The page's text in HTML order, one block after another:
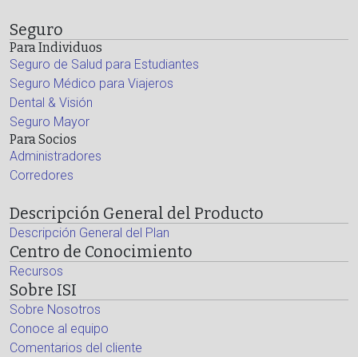
Seguro
Para Individuos
Seguro de Salud para Estudiantes
Seguro Médico para Viajeros
Dental & Visión
Seguro Mayor
Para Socios
Administradores
Corredores
Descripción General del Producto
Descripción General del Plan
Centro de Conocimiento
Recursos
Sobre ISI
Sobre Nosotros
Conoce al equipo
Comentarios del cliente